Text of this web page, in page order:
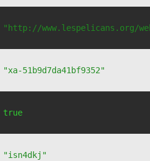
"http://www.lespelicans.org/
"xa-51b9d7da41bf9352"
true
"isn4dkj"